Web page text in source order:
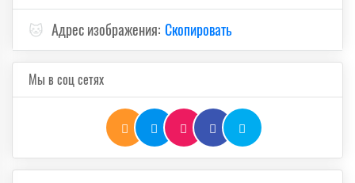
🐱 Адрес изображения: Скопировать
Мы в соц сетях